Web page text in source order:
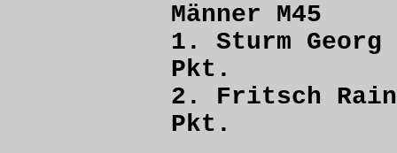
Männer M45
1. Sturm
Pkt.
2. Fritsch
Pkt.